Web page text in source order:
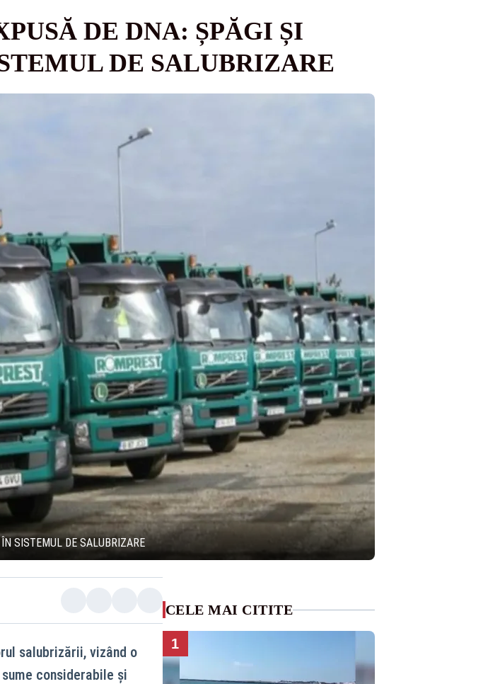
DE DNA: ȘPĂGI ȘI
DE SALUBRIZARE
SISTEMUL DE SALUBRIZARE
salubrizării, vizând o
considerabile și
CELE MAI CITITE
1